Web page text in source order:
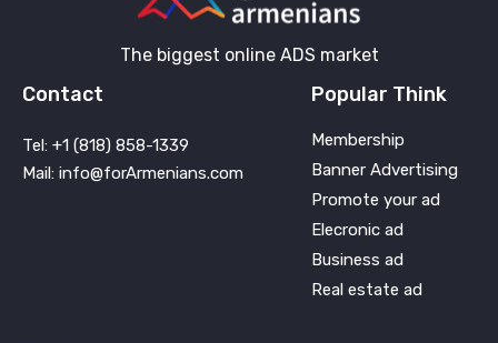
The biggest online ADS market
Contact
Tel: +1 (818) 858-1339
Mail: info@forArmenians.com
Popular Think
Membership
Banner Advertising
Promote your ad
Elecronic ad
Business ad
Real estate ad